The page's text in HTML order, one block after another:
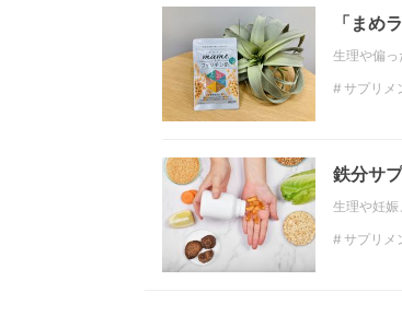
「まめ
生理や偏
サプリメ
鉄分サ
生理や妊
サプリメ